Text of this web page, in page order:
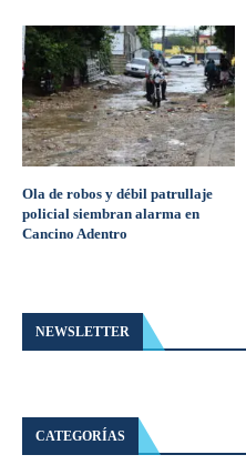
Ola de robos y débil patrullaje
policial siembran alarma en
Cancino Adentro
NEWSLETTER
CATEGORÍAS